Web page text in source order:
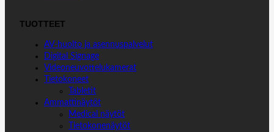
TUOTTEET
AV-huolto ja asennuspalvelut
Digital Signage
Videoneuvottelukamerat
Tietokoneet
Tabletit
Ammattinäytöt
Medical näytöt
Tietokonenäytöt